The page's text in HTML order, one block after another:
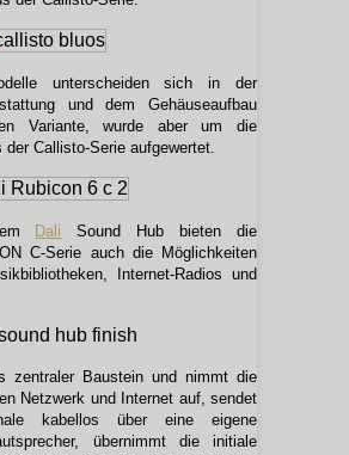
unterscheiden sich in der
und dem Gehäuseaufbau
Variante, wurde aber um die
Callisto-Serie aufgewertet.
Dali Sound Hub bieten die
C-Serie auch die Möglichkeiten
Internet-Radios und
zentraler Baustein und nimmt die
Netzwerk und Internet auf, sendet
kabellos über eine eigene
übernimmt die initiale